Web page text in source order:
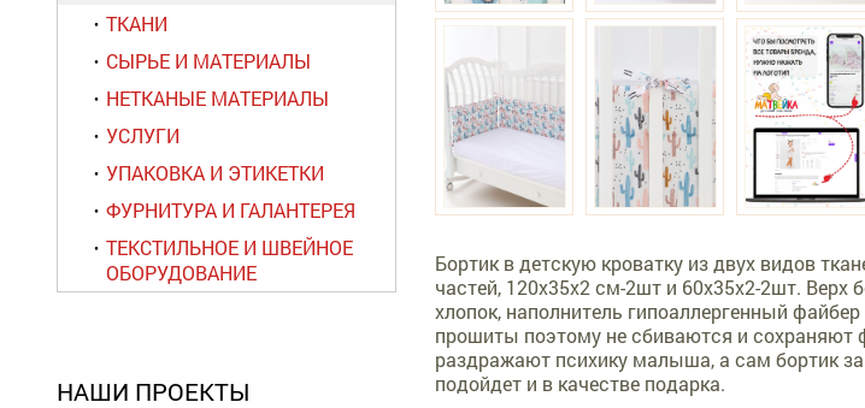
ТКАНИ
СЫРЬЕ И МАТЕРИАЛЫ
НЕТКАНЫЕ МАТЕРИАЛЫ
УСЛУГИ
УПАКОВКА И ЭТИКЕТКИ
ФУРНИТУРА И ГАЛАНТЕРЕЯ
ТЕКСТИЛЬНОЕ И ШВЕЙНОЕ
ОБОРУДОВАНИЕ
НАШИ ПРОЕКТЫ
Бортик в детскую кроватку из двух видов
частей, 120х35х2 см-2шт и 60х35х2-2шт. Верх
хлопок, наполнитель гипоаллергенный
прошиты поэтому не сбиваются и сохраняют
раздражают психику малыша, а сам бортик
подойдет и в качестве подарка.